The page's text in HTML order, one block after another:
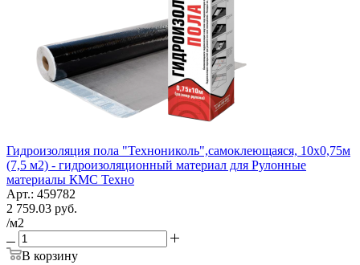
Гидроизоляция пола "Технониколь",самоклеющаяся, 10х0,75м
(7,5 м2) - гидроизоляционный материал для Рулонные
материалы КМС Техно
Арт.: 459782
2 759.03 руб.
/м2
В корзину